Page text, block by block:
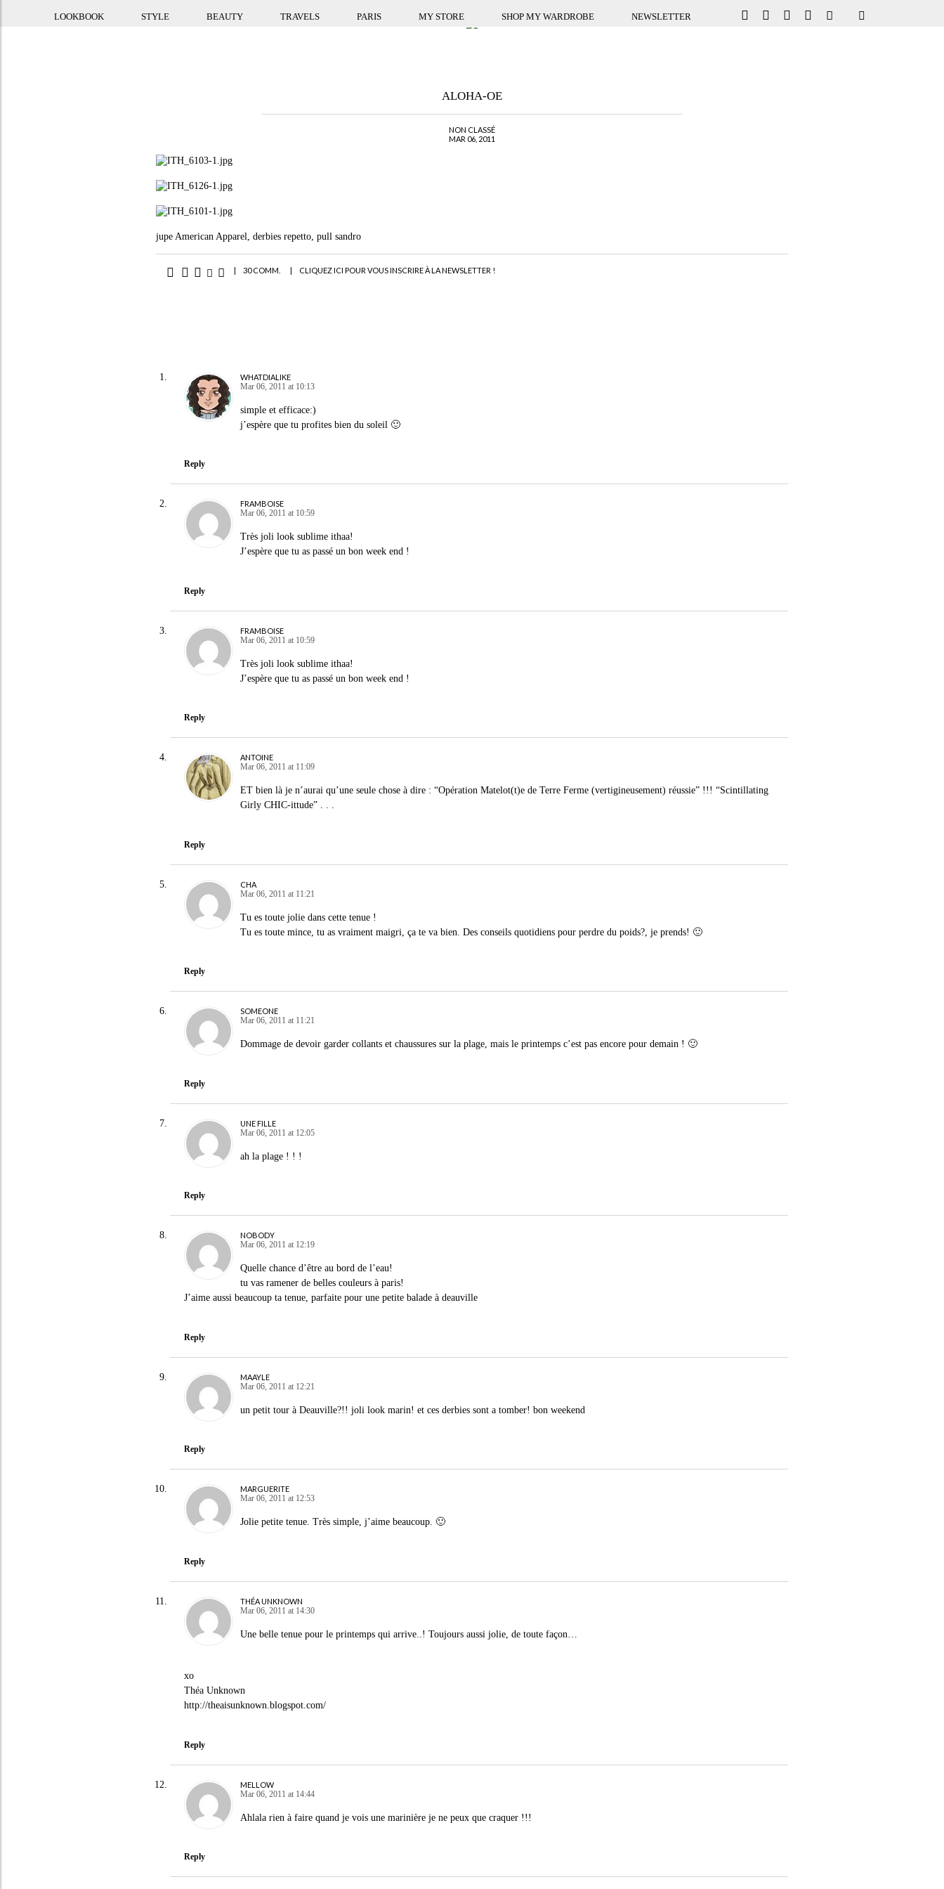
LOOKBOOK STYLE BEAUTY TRAVELS PARIS MY STORE SHOP MY WARDROBE NEWSLETTER
ALOHA-OE
NON CLASSÉ
MAR 06, 2011
jupe American Apparel, derbies repetto, pull sandro
| 30 COMM. | CLIQUEZ ICI POUR VOUS INSCRIRE À LA NEWSLETTER !
WHATDIALIKE
Mar 06, 2011 at 10:13
simple et efficace:)
j’espère que tu profites bien du soleil 🙂
Reply
FRAMBOISE
Mar 06, 2011 at 10:59
Très joli look sublime ithaa!
J’espère que tu as passé un bon week end !
Reply
FRAMBOISE
Mar 06, 2011 at 10:59
Très joli look sublime ithaa!
J’espère que tu as passé un bon week end !
Reply
ANTOINE
Mar 06, 2011 at 11:09
ET bien là je n’aurai qu’une seule chose à dire : “Opération Matelot(t)e de Terre Ferme (vertigineusement) réussie” !!! “Scintillating
Girly CHIC-ittude” . . .
Reply
CHA
Mar 06, 2011 at 11:21
Tu es toute jolie dans cette tenue !
Tu es toute mince, tu as vraiment maigri, ça te va bien. Des conseils quotidiens pour perdre du poids?, je prends! 🙂
Reply
SOMEONE
Mar 06, 2011 at 11:21
Dommage de devoir garder collants et chaussures sur la plage, mais le printemps c’est pas encore pour demain ! 🙂
Reply
UNE FILLE
Mar 06, 2011 at 12:05
ah la plage ! ! !
Reply
NOBODY
Mar 06, 2011 at 12:19
Quelle chance d’être au bord de l’eau!
tu vas ramener de belles couleurs à paris!
J’aime aussi beaucoup ta tenue, parfaite pour une petite balade à deauville
Reply
MAAYLE
Mar 06, 2011 at 12:21
un petit tour à Deauville?!! joli look marin! et ces derbies sont a tomber! bon weekend
Reply
MARGUERITE
Mar 06, 2011 at 12:53
Jolie petite tenue. Très simple, j’aime beaucoup. 🙂
Reply
THÉA UNKNOWN
Mar 06, 2011 at 14:30
Une belle tenue pour le printemps qui arrive..! Toujours aussi jolie, de toute façon…
xo
Théa Unknown
http://theaisunknown.blogspot.com/
Reply
MELLOW
Mar 06, 2011 at 14:44
Ahlala rien à faire quand je vois une marinière je ne peux que craquer !!!
Reply